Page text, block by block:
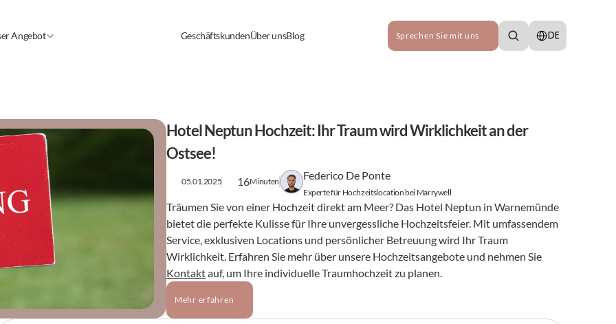
Angebot GeschäftskundenÜber unsBlog Sprechen Sie mit uns
Select Language
DE
Hotel Neptun Hochzeit: Ihr Traum wird Wirklichkeit an der
Ostsee!
05.01.2025 16Minuten Federico De Ponte
Experte für Hochzeitslocation bei Marrywell
Träumen Sie von einer Hochzeit direkt am Meer? Das Hotel Neptun in Warnemünde
bietet die perfekte Kulisse für Ihre unvergessliche Hochzeitsfeier. Mit umfassendem
Service, exklusiven Locations und persönlicher Betreuung wird Ihr Traum
Kontakt auf, um Ihre individuelle Traumhochzeit zu planen.
Mehr erfahren